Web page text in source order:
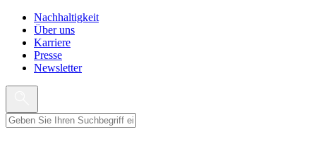
Nachhaltigkeit
Über uns
Karriere
Presse
Newsletter